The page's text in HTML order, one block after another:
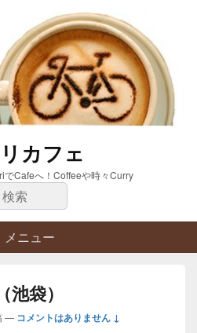
カフェ
Cafeへ！Coffeeや時々Curry
検
メニュー
袋）
— コメントはありません ↓